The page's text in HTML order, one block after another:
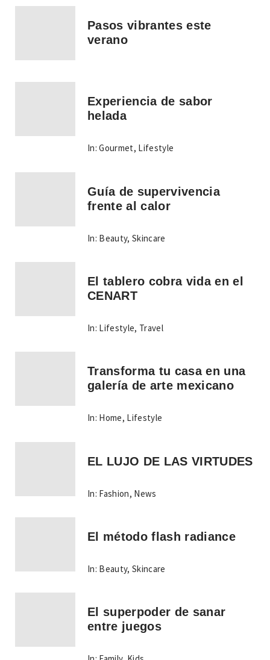
Pasos vibrantes este
verano
Experiencia de sabor
helada
In: Gourmet, Lifestyle
Guía de supervivencia
frente al calor
In: Beauty,Skincare
El tablero cobra vida en el
CENART
In: Lifestyle, Travel
Transforma tu casa en una
galería de arte mexicano
In: Home, Lifestyle
EL LUJO DE LAS VIRTUDES
In: Fashion, News
El método flash radiance
In: Beauty,Skincare
El superpoder de sanar
entre juegos